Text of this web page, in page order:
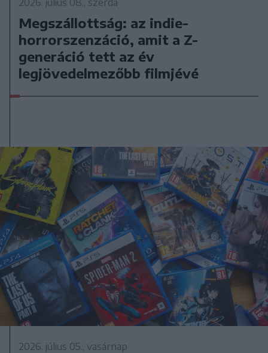
2026. július 08., szerda
Megszállottság: az indie-
horrorszenzáció, amit a Z-
generáció tett az év
legjövedelmezőbb filmjévé
2026. július 05., vasárnap